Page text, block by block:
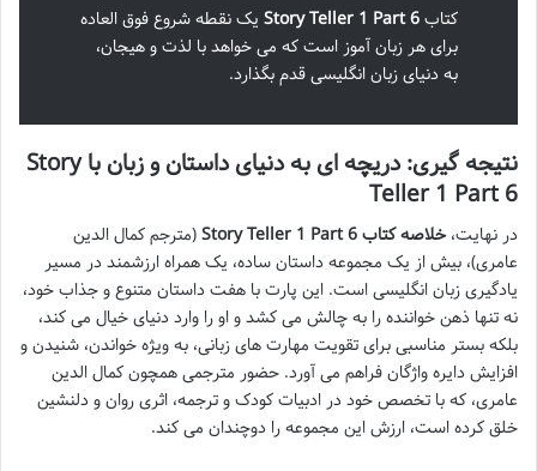
کتابStory Teller 1 Part 6 یک نقطه شروع فوق العاده
برای هر زبان آموز است که می خواهد با لذت و هیجان،
به دنیای زبان انگلیسی قدم بگذارد.
نتیجه گیری: دریچه ای به دنیای داستان و زبان با Story
Teller 1 Part 6
در نهایت،خلاصه کتاب Story Teller 1 Part 6
(مترجم کمال الدین
عامری)، بیش از یک مجموعه داستان ساده، یک همراه ارزشمند در مسیر
یادگیری زبان انگلیسی است. این پارت با هفت داستان متنوع و جذاب خود،
نه تنها ذهن خواننده را به چالش می کشد و او را وارد دنیای خیال می کند،
بلکه بستر مناسبی برای تقویت مهارت های زبانی، به ویژه خواندن، شنیدن و
افزایش دایره واژگان فراهم می آورد. حضور مترجمی همچون کمال الدین
عامری، که با تخصص خود در ادبیات کودک و ترجمه، اثری روان و دلنشین
خلق کرده است، ارزش این مجموعه را دوچندان می کند.